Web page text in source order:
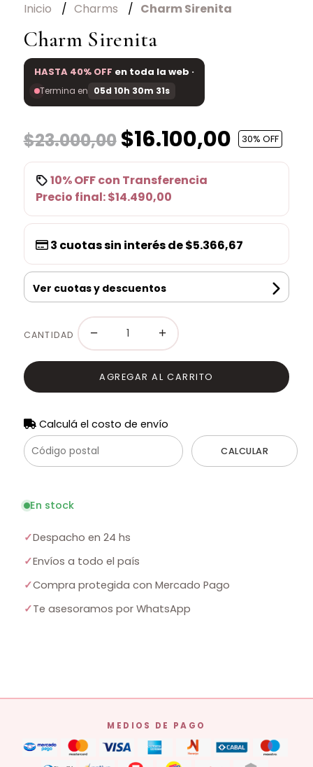
Inicio Charms Charm Sirenita
Charm Sirenita
HASTA 40% OFF en toda la web ·
Termina en 05d 10h 30m 31s
$23.000,00$16.100,00 30% OFF
10% OFFcon Transferencia
Precio final:$14.490,00
3 cuotas sin interés de$5.366,67
Ver cuotas y descuentos
CANTIDAD − +
AGREGAR AL CARRITO
Calculá el costo de envío
CALCULAR
En stock
✓Despacho en 24 hs
✓Envíos a todo el país
✓Compra protegida con Mercado Pago
✓Te asesoramos por WhatsApp
MEDIOS DE PAGO